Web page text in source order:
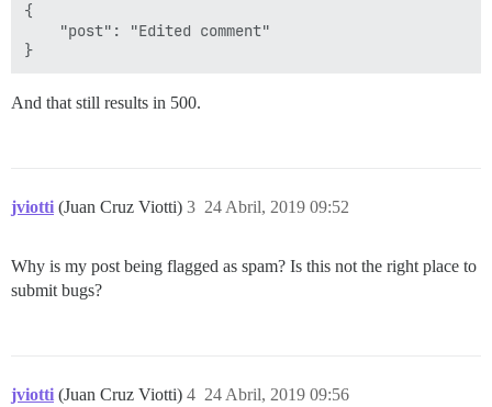
{
    "post": "Edited comment"
And that still results in 500.
jviotti (Juan Cruz Viotti) 24 Abril, 2019 09:52
3
Why is my post being flagged as spam? Is this not the right place to
submit bugs?
jviotti (Juan Cruz Viotti) 24 Abril, 2019 09:56
4